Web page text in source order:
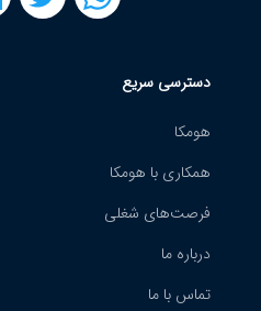
دسترسی سریع
هومکا
همکاری با هومکا
فرصت‌های شغلی
درباره ما
تماس با ما